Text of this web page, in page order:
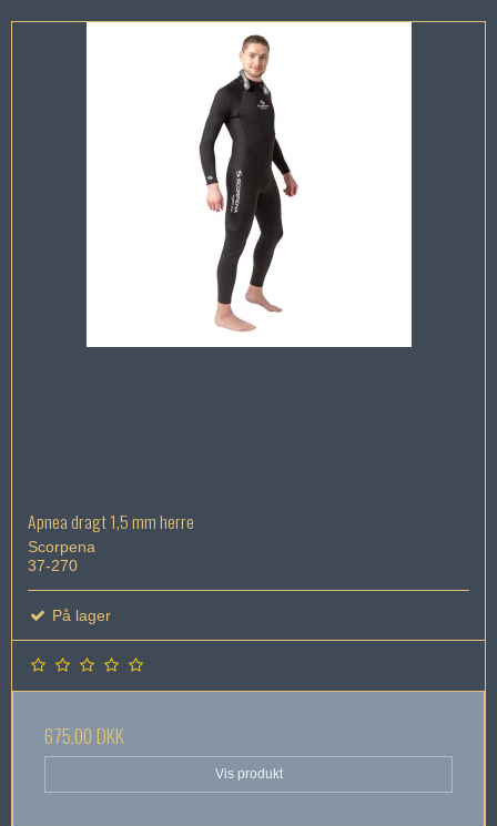
Apnea dragt 1,5 mm herre
Scorpena
37-270
På lager
675,00 DKK
Vis produkt